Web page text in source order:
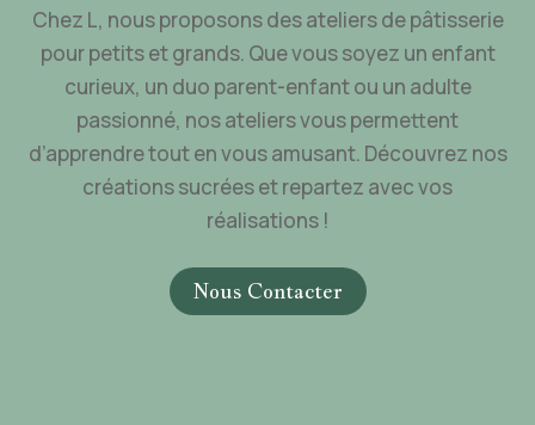
Chez L, nous proposons des ateliers de pâtisserie
pour petits et grands. Que vous soyez un enfant
curieux, un duo parent-enfant ou un adulte
passionné, nos ateliers vous permettent
d’apprendre tout en vous amusant. Découvrez nos
créations sucrées et repartez avec vos
réalisations !
Nous Contacter